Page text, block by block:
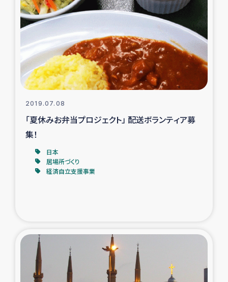
トルコ・シリア地震被災者支援
デニヤヤ小規模紅茶農家支援
コーヒー生産者支援
アイナロ県マウベシ郡でのコーヒー畑改善事業
2019.07.08
「夏休みお弁当プロジェクト」 配送ボランティア募
集！
日本
居場所づくり
経済自立支援事業